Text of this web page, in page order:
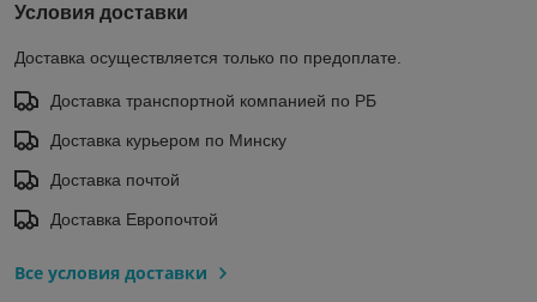
Условия доставки
Доставка осуществляется только по предоплате.
Доставка транспортной компанией по РБ
Доставка курьером по Минску
Доставка почтой
Доставка Европочтой
Все условия доставки